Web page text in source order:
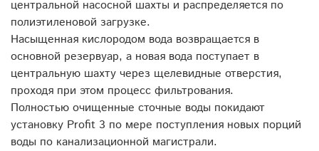
центральной насосной шахты и распределяется по
полиэтиленовой загрузке.
Насыщенная кислородом вода возвращается в
основной резервуар, а новая вода поступает в
центральную шахту через щелевидные отверстия,
проходя при этом процесс фильтрования.
Полностью очищенные сточные воды покидают
установку Profit 3 по мере поступления новых порций
воды по канализационной магистрали.